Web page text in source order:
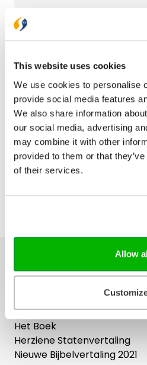
This website uses cookies
We use cookies to personalise
provide social media features
We also share information
our social media, advertising
may combine it with other
provided to them or that
of their services.
Allow
Aantal pagina's
Druk
1
Verschijningsdatum
Bezorging binnen 1–2
Gratis verzending vanaf
Gratis retourneren
Ons hele
Bijbelse cadeaus
Het Boek
Herziene Statenvertaling
Nieuwe Bijbelvertaling 2021